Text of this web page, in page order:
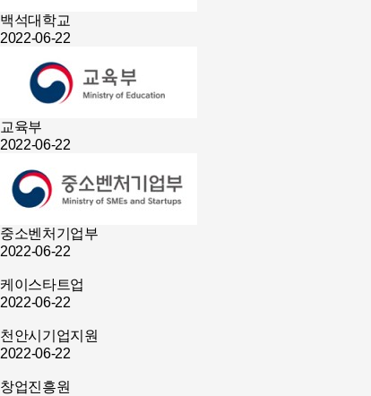
백석대학교
2022-06-22
교육부
2022-06-22
중소벤처기업부
2022-06-22
케이스타트업
2022-06-22
천안시기업지원
2022-06-22
창업진흥원